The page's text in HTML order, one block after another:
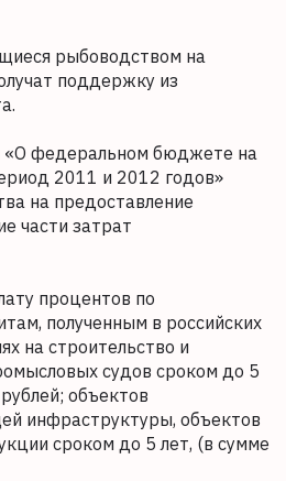
рыбоводством на
поддержку из
федеральном бюджете на
2011 и 2012 годов»
на предоставление
части затрат
процентов по
полученным в российских
на строительство и
судов сроком до 5
объектов
инфраструктуры, объектов
сроком до 5 лет, (в сумме